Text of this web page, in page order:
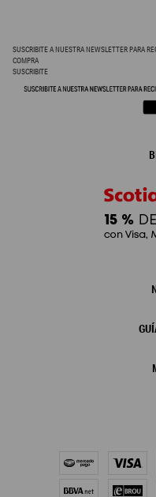
SUSCRIBITE A NUESTRA NEWSLETTER PARA
COMPRA
SUSCRIBITE